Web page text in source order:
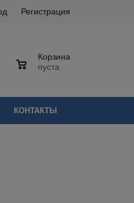
Регистрация
Корзина
пуста
КОНТАКТЫ